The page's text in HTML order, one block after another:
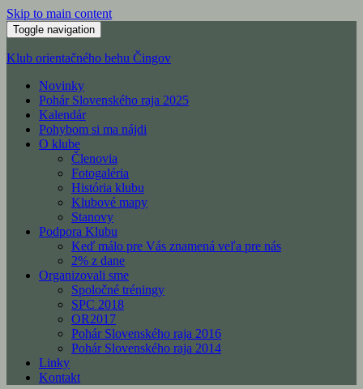
Skip to main content
Toggle navigation
Klub orientačného behu Čingov
Novinky
Pohár Slovenského raja 2025
Kalendár
Pohybom si ma nájdi
O klube
Členovia
Fotogaléria
História klubu
Klubové mapy
Stanovy
Podpora Klubu
Keď málo pre Vás znamená veľa pre nás
2% z dane
Organizovali sme
Spoločné tréningy
SPC 2018
OR2017
Pohár Slovenského raja 2016
Pohár Slovenského raja 2014
Linky
Kontakt